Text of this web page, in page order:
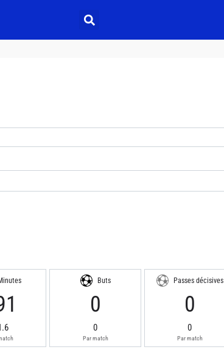
Buts
0
0
Par match
Passes décisives
0
0
Par match